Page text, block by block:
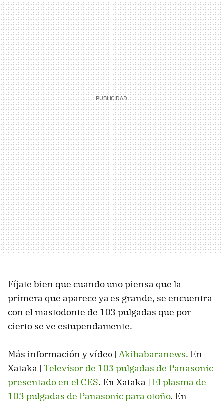
Fíjate bien que cuando uno piensa que la
primera que aparece ya es grande, se encuentra
con el mastodonte de 103 pulgadas que por
cierto se ve estupendamente.
Más información y vídeo | Akihabaranews. En
Xataka | Televisor de 103 pulgadas de Panasonic
presentado en el CES. En Xataka | El plasma de
103 pulgadas de Panasonic para otoño. En